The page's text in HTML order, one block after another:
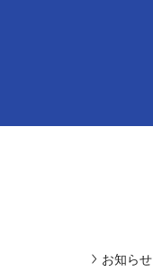
お知らせ